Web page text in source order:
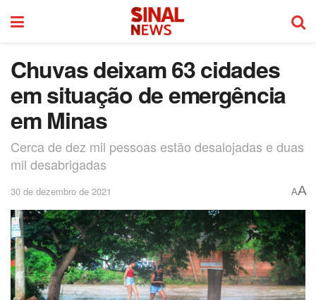
Chuvas deixam 63 cidades
em situação de emergência
em Minas
Cerca de dez mil pessoas estão desalojadas e duas
mil desabrigadas
30 de dezembro de 2021 AA